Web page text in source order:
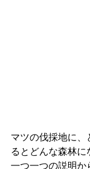
マツの伐採地に
るとどんな森林
一つ一つの説明か